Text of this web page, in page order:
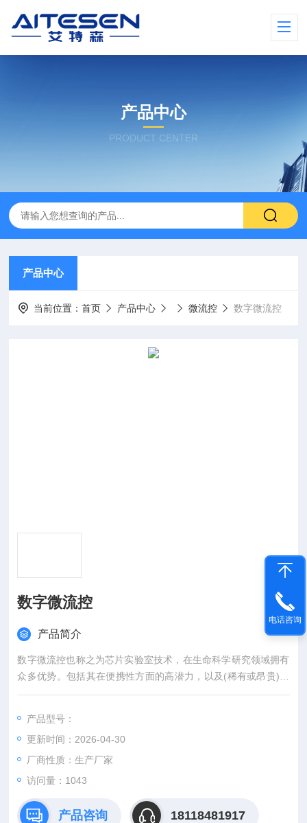
产品中心
PRODUCT CENTER
产品中心
当前位置：首页 产品中心 微流控 数字微流控
数字微流控
产品简介
数字微流控也称之为芯片实验室技术，在生命科学研究领域拥有
众多优势。包括其在便携性方面的高潜力，以及(稀有或昂贵)试
剂或样品消耗量的显着减少。其他显着优势包括系统提供的高通
产品型号：
更新时间：2026-04-30
厂商性质：生产厂家
访问量：1043
产品咨询 18118481917
电话咨询